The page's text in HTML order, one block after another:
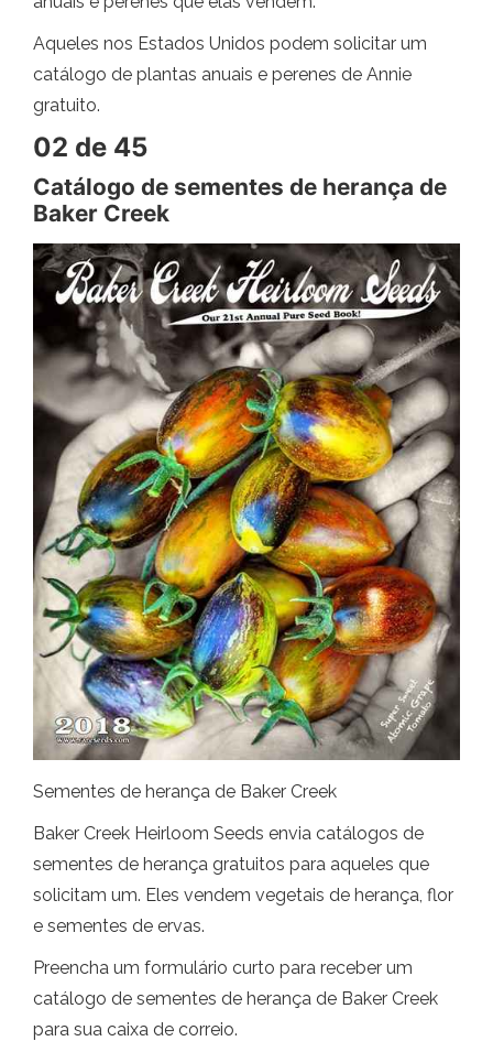
Aqueles nos Estados Unidos podem solicitar um
catálogo de plantas anuais e perenes de Annie
gratuito.
02 de 45
Catálogo de sementes de herança de
Baker Creek
Sementes de herança de Baker Creek
Baker Creek Heirloom Seeds envia catálogos de
sementes de herança gratuitos para aqueles que
solicitam um. Eles vendem vegetais de herança, flor
e sementes de ervas.
Preencha um formulário curto para receber um
catálogo de sementes de herança de Baker Creek
para sua caixa de correio.